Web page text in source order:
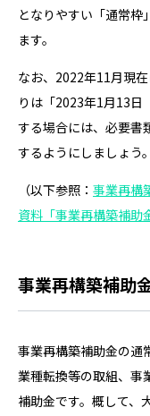
となりやすい「通常枠
ます。
なお、2022年11月現
りは「2023年1月13日
する場合には、必要書
するようにしましょう。
（以下参照： 事業再構
資料「事業再構築補助
事業再構築補助
事業再構築補助金の通
業種転換等の取組、事
補助金です。概して、